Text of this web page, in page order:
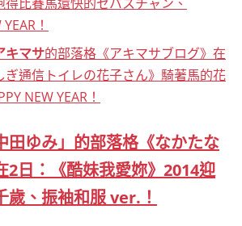
！
キマサ的部落格《アキマサブログ》在
ぎ通信トイレの花子さん》騎著馬的花
NEW YEAR！
田ゆみ」的部落格《なかたな
2日：《酷妹我愛妳》2014迎
歲、振袖和服 ver.！